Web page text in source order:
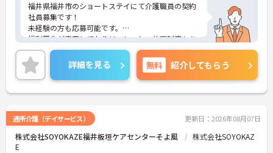
福井県福井市のショートステイにて介護職員の契約
社員募集です！
未経験の方も応募可能です。
福利厚生が充実しておりリフレッシュ休暇制度もあ
り働きやすい環境です。
ご興味のある方には、面接対策ポイントなどさらに
詳細をお話いたしますので、お気軽にご相談くださ
い。
詳細を見る 無料 紹介してもらう
通所介護（デイサービス） 更新日：2026年08月07日
株式会社SOYOKAZE福井板垣ケアセンターそよ風
株式会社SOYOKAZ
E